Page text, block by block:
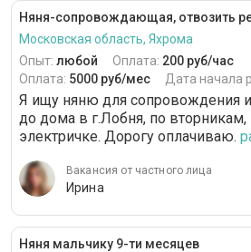
Няня-сопровождающая, отвозить
Московская область, Яхрома
Опыт: любой Оплата: 200 руб/час
Оплата: 5000 руб/мес Дата начала
Я ищу няню для сопровождения
до дома в г.Лобня, по вторникам,
электричке. Дорогу оплачиваю.
Вакансия от частного лица
Ирина
Няня мальчику 9-ти месяцев